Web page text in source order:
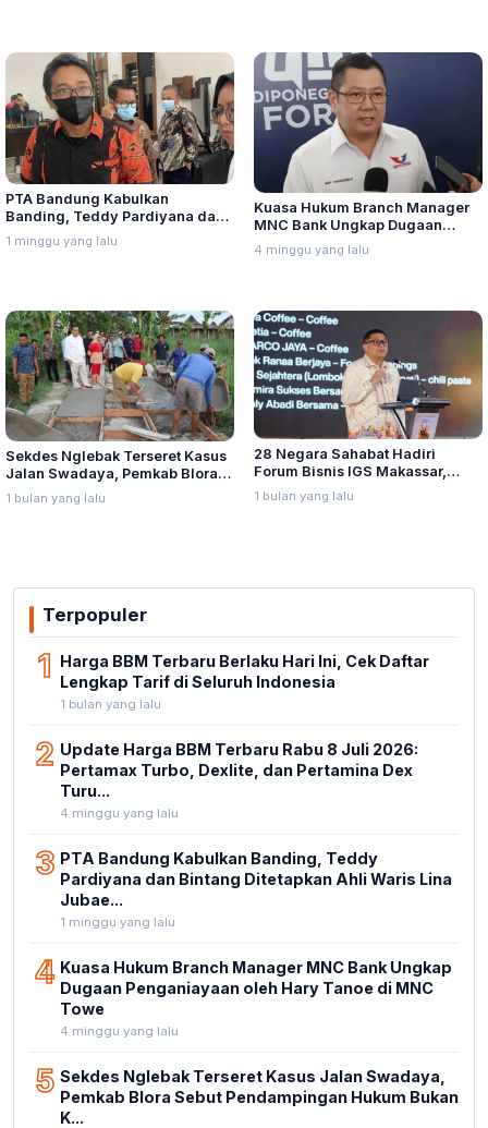
PTA Bandung Kabulkan
Banding, Teddy Pardiyana dan
Bintang Ditetapkan Ahli Waris
Lina Jubaedah
1 minggu yang lalu
Kuasa Hukum Branch Manager
MNC Bank Ungkap Dugaan
Penganiayaan oleh Hary Tanoe
di MNC Towe
4 minggu yang lalu
Sekdes Nglebak Terseret Kasus
Jalan Swadaya, Pemkab Blora
Sebut Pendampingan Hukum
Bukan Kewenangannya
1 bulan yang lalu
28 Negara Sahabat Hadiri
Forum Bisnis IGS Makassar,
Munafri Tawarkan Investasi
Stadion Untia
1 bulan yang lalu
Terpopuler
1 Harga BBM Terbaru Berlaku Hari Ini, Cek Daftar
Lengkap Tarif di Seluruh Indonesia
1 bulan yang lalu
2 Update Harga BBM Terbaru Rabu 8 Juli 2026:
Pertamax Turbo, Dexlite, dan Pertamina Dex
Turu...
4 minggu yang lalu
3 PTA Bandung Kabulkan Banding, Teddy
Pardiyana dan Bintang Ditetapkan Ahli Waris Lina
Jubae...
1 minggu yang lalu
4 Kuasa Hukum Branch Manager MNC Bank Ungkap
Dugaan Penganiayaan oleh Hary Tanoe di MNC
Towe
4 minggu yang lalu
5 Sekdes Nglebak Terseret Kasus Jalan Swadaya,
Pemkab Blora Sebut Pendampingan Hukum Bukan
K...